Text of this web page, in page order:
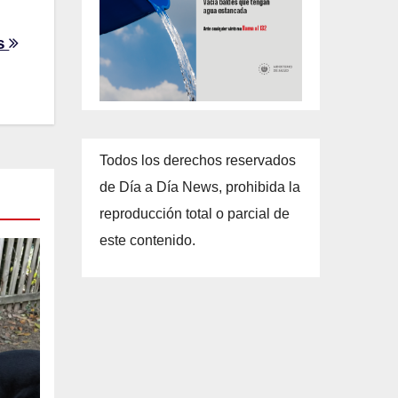
Todos los derechos reservados
de Día a Día News, prohibida la
reproducción total o parcial de
este contenido.